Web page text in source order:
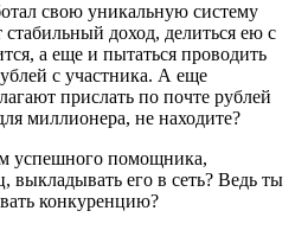
свою уникальную систему
доход, делиться ею с
а еще и пытаться проводить
с участника. А еще
прислать по почте рублей
миллионера, не находите?
успешного помощника,
выкладывать его в сеть? Ведь ты
конкуренцию?